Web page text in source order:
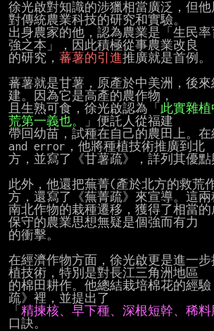
徐光啟對知識的涉獵相當廣泛，但
對傳統農業科技的研究和實驗。
出身農家的他，認為農業是「生民
強之本」，因此積極從事農業改良
的研究， 蕃薯的引進推廣就是首例。
蕃薯就是甘薯，原產於中美洲，後
建。因為它是高產的農作物，
且生熟可食，徐光啟認為「 此實雜
荒第一義也。
」便託人從福建
帶回幼苗，試種在自己的農田上。
and error，他將種植技術推廣到北
方，並寫了《甘薯疏》，詳列其優點
此外，他還把蕪菁(產於北方的救荒
方，還寫了《蕪菁疏》來宣導。這兩
南北作物的栽種遷移，獲得了相當
保守的農業思想無疑是個強而有力
的衝擊。
在經濟作物方面，徐光啟更是進一
植技術，特別是對長江三角洲地區
的棉田耕作。他總結栽培棉花的經
疏》裡，並提出了
「 精揀核、早下種、深根短幹、稀料
口訣。